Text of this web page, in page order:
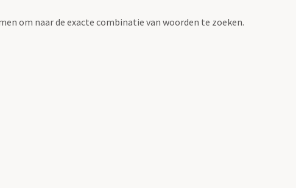
om naar de exacte combinatie van woorden te zoeken.